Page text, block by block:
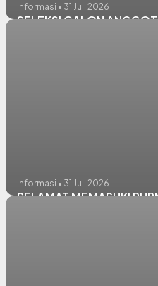
Informasi • 31 Juli 2026
SELEKSI CALON
Informasi • 31 Juli 2026
SELAMAT MEMASUKI